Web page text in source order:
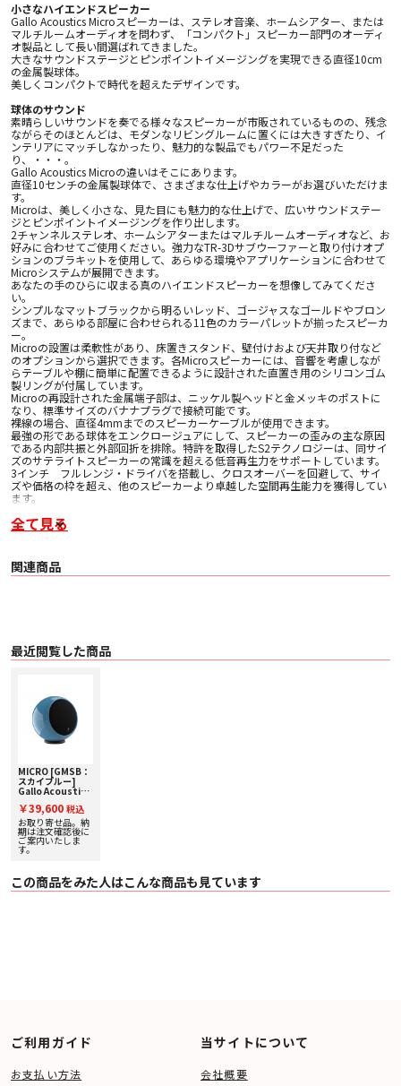
小さなハイエンドスピーカー
Gallo Acoustics Microスピーカーは、ステレオ音楽、ホームシアター、または
マルチルームオーディオを問わず、「コンパクト」スピーカー部門のオーディ
オ製品として長い間選ばれてきました。
大きなサウンドステージとピンポイントイメージングを実現できる直径10cm
の金属製球体。
美しくコンパクトで時代を超えたデザインです。
球体のサウンド
素晴らしいサウンドを奏でる様々なスピーカーが市販されているものの、残念
ながらそのほとんどは、モダンなリビングルームに置くには大きすぎたり、イ
ンテリアにマッチしなかったり、魅力的な製品でもパワー不足だった
り、・・・。
Gallo Acoustics Microの違いはそこにあります。
直径10センチの金属製球体で、さまざまな仕上げやカラーがお選びいただけま
す。
Microは、美しく小さな、見た目にも魅力的な仕上げで、広いサウンドステー
ジとピンポイントイメージングを作り出します。
2チャンネルステレオ、ホームシアターまたはマルチルームオーディオなど、お
好みに合わせてご使用ください。強力なTR-3Dサブウーファーと取り付けオプ
ションのブラキットを使用して、あらゆる環境やアプリケーションに合わせて
Microシステムが展開できます。
あなたの手のひらに収まる真のハイエンドスピーカーを想像してみてくださ
い。
シンプルなマットブラックから明るいレッド、ゴージャスなゴールドやブロン
ズまで、あらゆる部屋に合わせられる11色のカラーパレットが揃ったスピーカ
ー。
Microの設置は柔軟性があり、床置きスタンド、壁付けおよび天井取り付など
のオプションから選択できます。各Microスピーカーには、音響を考慮しなが
らテーブルや棚に簡単に配置できるように設計された直置き用のシリコンゴム
製リングが付属しています。
Microの再設計された金属端子部は、ニッケル製ヘッドと金メッキのポストに
なり、標準サイズのバナナプラグで接続可能です。
裸線の場合、直径4mmまでのスピーカーケーブルが使用できます。
最強の形である球体をエンクロージュアにして、スピーカーの歪みの主な原因
である内部共振と外部回折を排除。特許を取得したS2テクノロジーは、同サイ
ズのサテライトスピーカーの常識を超える低音再生力をサポートしています。
3インチ フルレンジ・ドライバを搭載し、クロスオーバーを回避して、サイ
ズや価格の枠を超え、他のスピーカーより卓越した空間再生能力を獲得してい
ます。
■主な仕様
〇 再生周波数
・ アイソレーションリングでデスクトップ使用時 120Hz ~ 18kHz
〇 能率 89 dB/w 2.8v /m
〇 重量 795g
〇 コーン素材 Micalポリプロピレン・コンパウンド
全て見る
関連商品
最近閲覧した商品
MICRO [GMSB：
スカイブルー]
Gallo Acoustics
ィックス] 単品ス
ピーカー 【受注発
注】
￥39,600 税込
お取り寄せ品。納
期は注文確認後に
ご案内いたしま
す。
この商品をみた人はこんな商品も見ています
ご利用ガイド
お支払い方法
当サイトについて
会社概要